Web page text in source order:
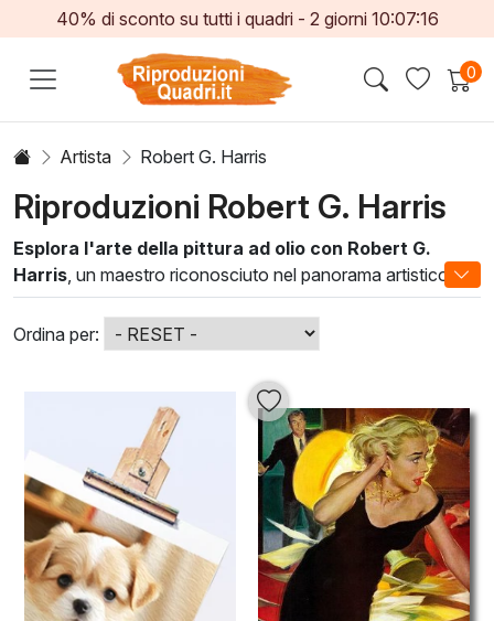
40% di sconto su tutti i quadri - 2 giorni 10:07:15
0
Artista Robert G. Harris
Riproduzioni Robert G. Harris
Esplora l'arte della pittura ad olio con Robert G.
Harris , un maestro riconosciuto nel panorama artistico
contemporaneo. Le sue opere si distinguono per la loro
profondità emotiva e la ricca tavolozza di colori, che
conferiscono a ogni pezzo un'atmosfera unica e
coinvolgente. Utilizzando tecniche tradizionali e
innovazioni, Harris crea dipinti che raccontano storie,
invitando lo spettatore a immergersi in mondi affascinanti.
Le creazioni di Robert G. Harris non sono solo opere
d'arte, ma veri e propri elementi d'arredo in grado di
trasformare ogni spazio. Che si tratti di un soggiorno
elegante o di un ambiente di lavoro stimolante, i dipinti di
Harris portano un tocco di raffinatezza e ispirazione.
Scopri come un'opera d'arte possa arricchire la tua vita
Ordina per: